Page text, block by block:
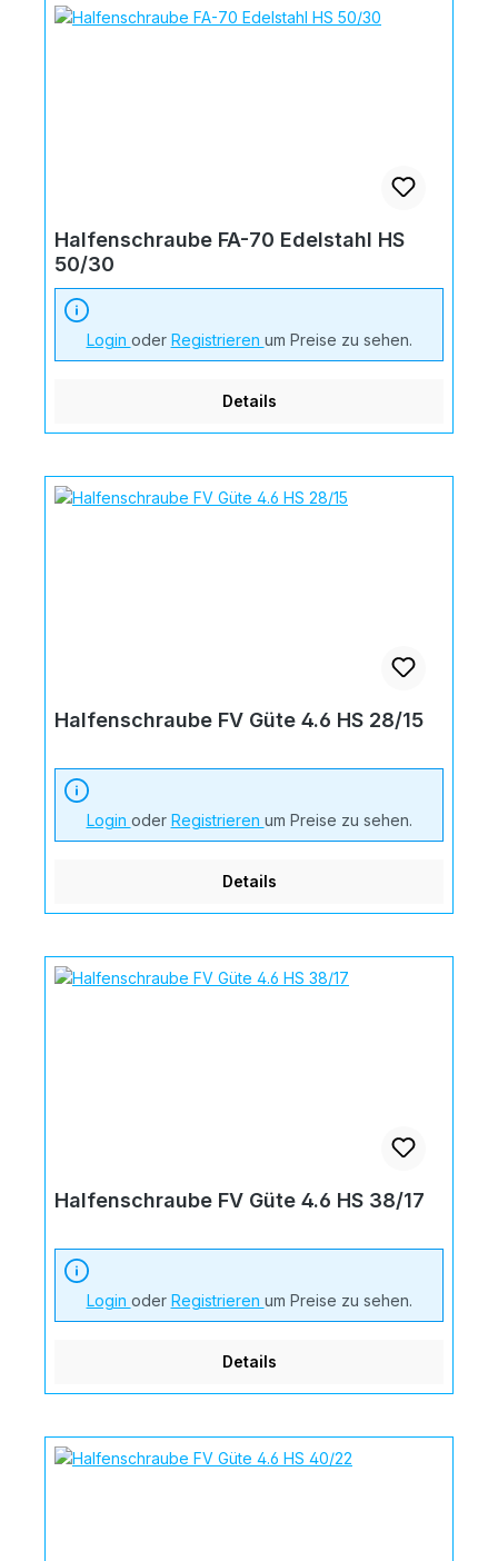
Halfenschraube FA-70 Edelstahl HS
50/30
Login oder Registrieren um Preise zu sehen.
Details
Halfenschraube FV Güte 4.6 HS 28/15
Login oder Registrieren um Preise zu sehen.
Details
Halfenschraube FV Güte 4.6 HS 38/17
Login oder Registrieren um Preise zu sehen.
Details